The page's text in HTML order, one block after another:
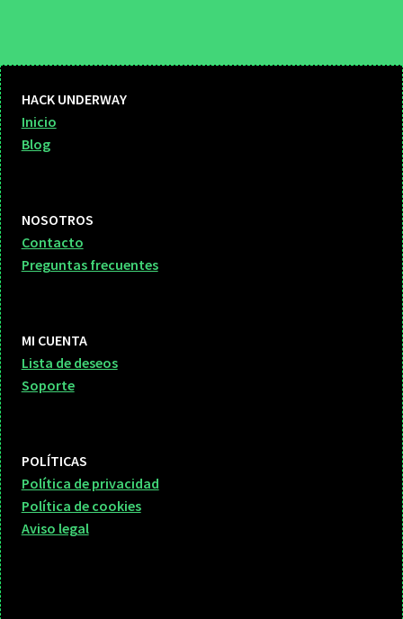
HACK UNDERWAY
Inicio
Blog
NOSOTROS
Contacto
Preguntas frecuentes
MI CUENTA
Lista de deseos
Soporte
POLÍTICAS
Política de privacidad
Política de cookies
Aviso legal